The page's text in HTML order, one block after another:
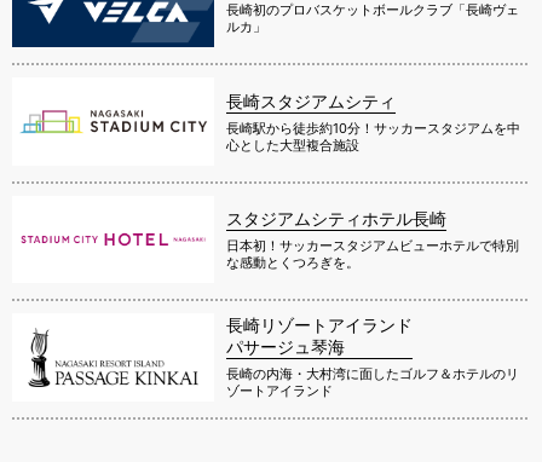
長崎初のプロバスケットボールクラブ「長崎ヴェ
ルカ」
長崎スタジアムシティ
長崎駅から徒歩約10分！サッカースタジアムを中
心とした大型複合施設
スタジアムシティホテル長崎
日本初！サッカースタジアムビューホテルで特別
な感動とくつろぎを。
長崎リゾートアイランド
パサージュ琴海
長崎の内海・大村湾に面したゴルフ＆ホテルのリ
ゾートアイランド